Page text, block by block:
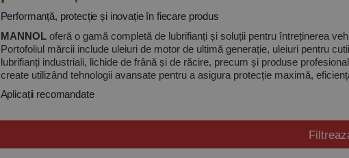
Performanță, protecție și inovație în fiecare produs
MANNOLoferă o gamă completă de lubrifianți și soluții pentru întreținerea
Portofoliul mărcii include uleiuri de motor de ultimă generație, uleiuri pentru
lubrifianți industriali, lichide de frână și de răcire, precum și produse
create utilizând tehnologii avansate pentru a asigura protecție maximă,
Aplicații recomandate